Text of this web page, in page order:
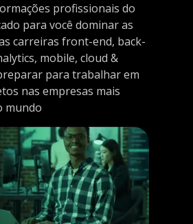
profissionais do
para você dominar as
carreiras front-end, back-
mobile, cloud &
para trabalhar em
nas empresas mais
mundo